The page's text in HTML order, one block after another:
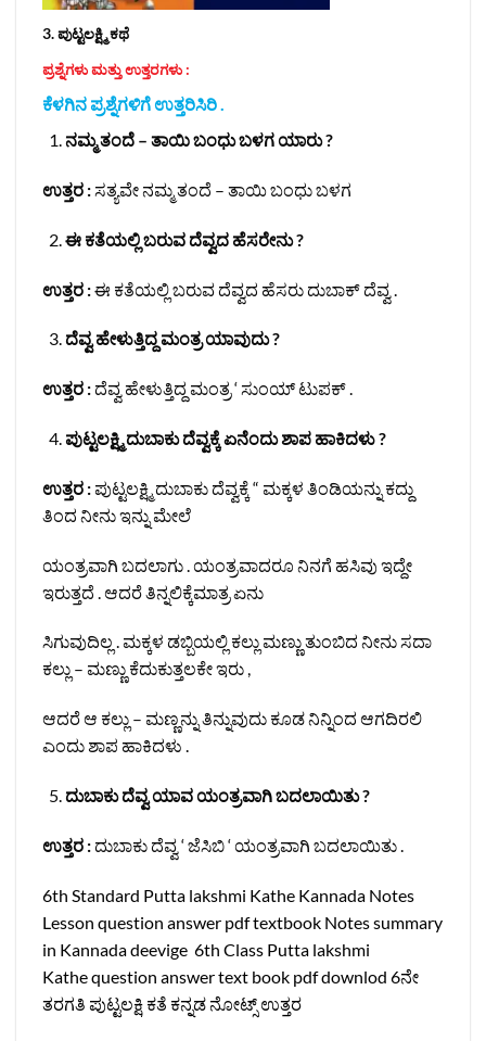
3. ಪುಟ್ಟಲಕ್ಷ್ಮಿ ಕಥೆ
ಪ್ರಶ್ನೆಗಳು ಮತ್ತು ಉತ್ತರಗಳು :
ಕೆಳಗಿನ ಪ್ರಶ್ನೆಗಳಿಗೆ ಉತ್ತರಿಸಿರಿ .
ನಮ್ಮ ತಂದೆ – ತಾಯಿ ಬಂಧು ಬಳಗ ಯಾರು ?
ಉತ್ತರ :ಸತ್ಯವೇ ನಮ್ಮ ತಂದೆ – ತಾಯಿ ಬಂಧು ಬಳಗ
ಈ ಕತೆಯಲ್ಲಿ ಬರುವ ದೆವ್ವದ ಹೆಸರೇನು ?
ಉತ್ತರ :ಈ ಕತೆಯಲ್ಲಿ ಬರುವ ದೆವ್ವದ ಹೆಸರು ದುಬಾಕ್ ದೆವ್ವ .
ದೆವ್ವ ಹೇಳುತ್ತಿದ್ದ ಮಂತ್ರ ಯಾವುದು ?
ಉತ್ತರ :ದೆವ್ವ ಹೇಳುತ್ತಿದ್ದ ಮಂತ್ರ ‘ ಸುಂಯ್ ಟುಪಕ್ .
ಪುಟ್ಟಲಕ್ಷ್ಮಿ ದುಬಾಕು ದೆವ್ವಕ್ಕೆ ಏನೆಂದು ಶಾಪ ಹಾಕಿದಳು ?
ಉತ್ತರ :ಪುಟ್ಟಲಕ್ಷ್ಮಿ ದುಬಾಕು ದೆವ್ವಕ್ಕೆ “ ಮಕ್ಕಳ ತಿಂಡಿಯನ್ನು ಕದ್ದು
ತಿಂದ ನೀನು ಇನ್ನು ಮೇಲೆ
ಯಂತ್ರವಾಗಿ ಬದಲಾಗು . ಯಂತ್ರವಾದರೂ ನಿನಗೆ ಹಸಿವು ಇದ್ದೇ
ಇರುತ್ತದೆ . ಆದರೆ ತಿನ್ನಲಿಕ್ಕೆಮಾತ್ರ ಏನು
ಸಿಗುವುದಿಲ್ಲ . ಮಕ್ಕಳ ಡಬ್ಬಿಯಲ್ಲಿ ಕಲ್ಲು ಮಣ್ಣು ತುಂಬಿದ ನೀನು ಸದಾ
ಕಲ್ಲು – ಮಣ್ಣು ಕೆದುಕುತ್ತಲಕೇ ಇರು ,
ಆದರೆ ಆ ಕಲ್ಲು – ಮಣ್ಣನ್ನು ತಿನ್ನುವುದು ಕೂಡ ನಿನ್ನಿಂದ ಆಗದಿರಲಿ
ಎಂದು ಶಾಪ ಹಾಕಿದಳು .
ದುಬಾಕು ದೆವ್ವ ಯಾವ ಯಂತ್ರವಾಗಿ ಬದಲಾಯಿತು ?
ಉತ್ತರ :ದುಬಾಕು ದೆವ್ವ ‘ ಜೆಸಿಬಿ ‘ ಯಂತ್ರವಾಗಿ ಬದಲಾಯಿತು .
6th Standard Putta lakshmi Kathe Kannada Notes
Lesson question answer pdf textbook Notes summary
in Kannada deevige 6th Class Putta lakshmi
Kathequestion answer text book pdf downlod 6ನೇ
ತರಗತಿ ಪುಟ್ಟಲಕ್ಷಿ ಕತೆ ಕನ್ನಡ ನೋಟ್ಸ್ ಉತ್ತರ